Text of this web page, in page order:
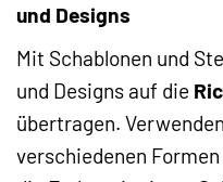
und Designs
Mit Schablonen und
und Designs auf die
übertragen.
verschiedenen